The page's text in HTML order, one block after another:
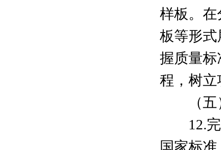
样板。
板等形
握质量
程，树
（五）
12.完
国家标